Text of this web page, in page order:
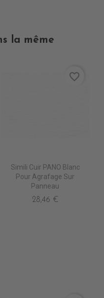
la même
Simili Cuir PANO Blanc
Pour Agrafage Sur
Panneau
28,46 €
favorite_border